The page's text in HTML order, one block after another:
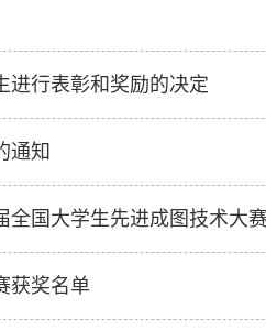
进行表彰和奖励的决定
通知
获奖名单